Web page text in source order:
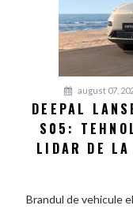
august 07,
DEEPAL
S05:
LIDAR DE
Brandul de vehicule